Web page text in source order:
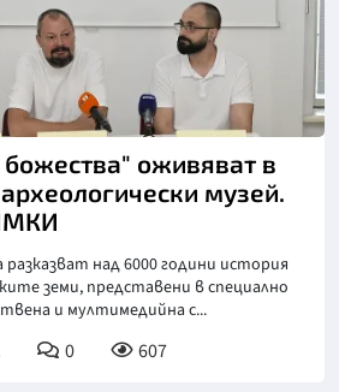
оживяват в
музей.
над 6000 години история
земи, представени в специално
и мултимедийна с...
0 607